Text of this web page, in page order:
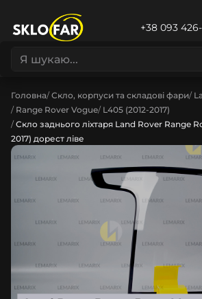
+38 093
Головна Скло, корпуси та складові фари
Range Rover Vogue L405 (2012-2017)
Скло заднього ліхтаря Land Rover Range
2017) дорест ліве